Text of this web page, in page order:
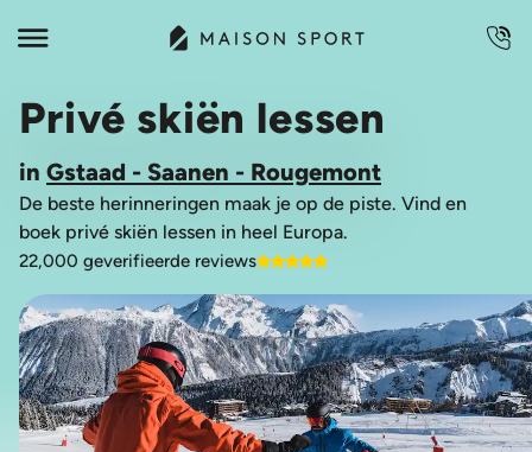
Privé skiën lessen
in Gstaad - Saanen - Rougemont
De beste herinneringen maak je op de piste. Vind en
boek privé skiën lessen in heel Europa.
22,000 geverifieerde reviews